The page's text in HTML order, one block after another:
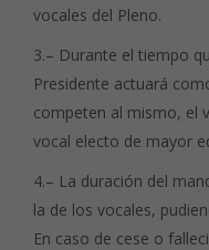
vocales del Pleno.
3.– Durante el tiempo
Presidente actuará
competen al mismo, el
vocal electo de mayor
4.– La duración del
la de los vocales,
En caso de cese o